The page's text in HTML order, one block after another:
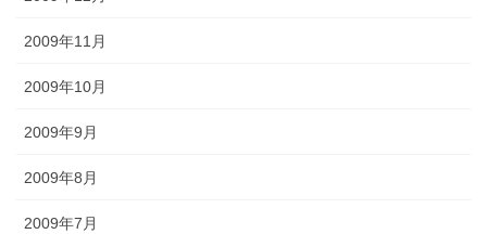
2009年11月
2009年10月
2009年9月
2009年8月
2009年7月